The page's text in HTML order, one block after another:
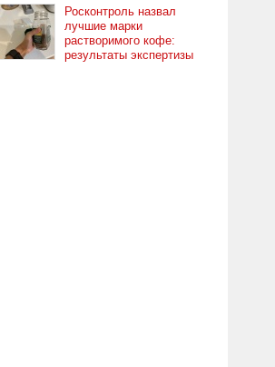
Росконтроль назвал
лучшие марки
растворимого кофе:
результаты экспертизы